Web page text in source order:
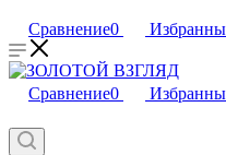
Сравнение0
Сравнение0